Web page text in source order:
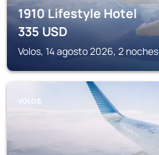
1910 Lifestyle Hotel
335USD
Volos, 14 agosto 2026, 2 noches
VOLOS